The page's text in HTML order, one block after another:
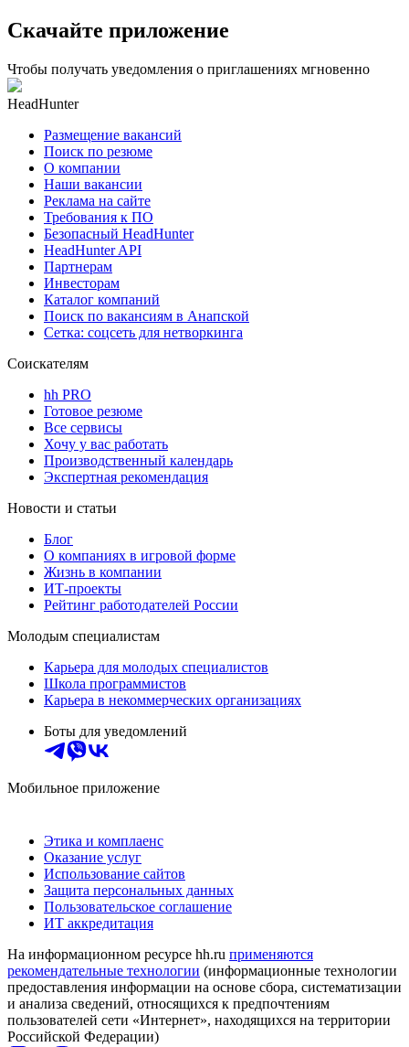
Скачайте приложение
Чтобы получать уведомления о приглашениях мгновенно
HeadHunter
Размещение вакансий
Поиск по резюме
О компании
Наши вакансии
Реклама на сайте
Требования к ПО
Безопасный HeadHunter
HeadHunter API
Партнерам
Инвесторам
Каталог компаний
Поиск по вакансиям в Анапской
Сетка: соцсеть для нетворкинга
Соискателям
hh PRO
Готовое резюме
Все сервисы
Хочу у вас работать
Производственный календарь
Экспертная рекомендация
Новости и статьи
Блог
О компаниях в игровой форме
Жизнь в компании
ИТ-проекты
Рейтинг работодателей России
Молодым специалистам
Карьера для молодых специалистов
Школа программистов
Карьера в некоммерческих организациях
Боты для уведомлений
Мобильное приложение
Этика и комплаенс
Оказание услуг
Использование сайтов
Защита персональных данных
Пользовательское соглашение
ИТ аккредитация
На информационном ресурсе hh.ru применяются
рекомендательные технологии (информационные технологии
предоставления информации на основе сбора, систематизации
и анализа сведений, относящихся к предпочтениям
пользователей сети «Интернет», находящихся на территории
Российской Федерации)